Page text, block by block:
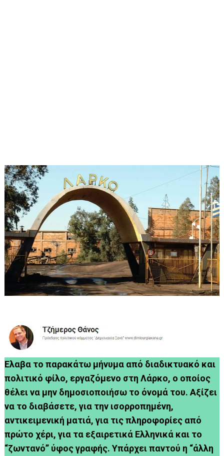
Ελαβα το παρακάτω μήνυμα από διαδικτυακό και
πολιτικό φίλο, εργαζόμενο στη Λάρκο, ο οποίος
θέλει να μην δημοσιοποιήσω το όνομά του. Αξίζει
να το διαβάσετε, για την ισορροπημένη,
αντικειμενική ματιά, για τις πληροφορίες από
πρώτο χέρι, για τα εξαιρετικά Ελληνικά και το
“ζωντανό” ύφος γραφής. Υπάρχει παντού η “άλλη